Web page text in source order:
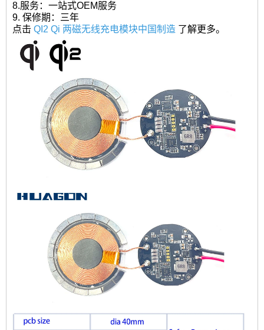
8.服务：一站式OEM服务
9. 保修期：三年
点击 QI2 Qi 两磁无线充电模块中国制造 了解更多。